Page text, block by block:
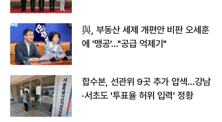
與, 부동산 세제 개편안 비판 오세훈
에 '맹공'…"공급 억제기"
합수본, 선관위 9곳 추가 압색…강남
·서초도 '투표율 허위 입력' 정황